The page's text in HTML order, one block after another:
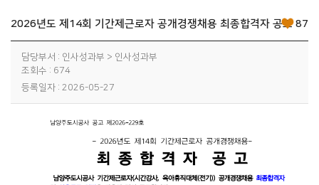
2026년도 제14회 기간제근로자 공개경쟁채용 최종합격자 공고 87
담당부서 : 인사성과부 > 인사성과부
조회수 : 674
등록일자 : 2026-05-27